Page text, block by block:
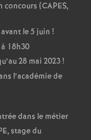
concours (CAPES,
le 5 juin !
18h30
28 mai 2023!
l’académie de
dans le métier
, stage du